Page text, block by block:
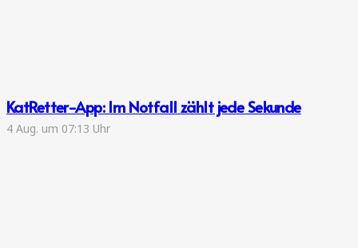
KatRetter-App: Im Notfall zählt jede Sekunde
4 Aug. um 07:13 Uhr